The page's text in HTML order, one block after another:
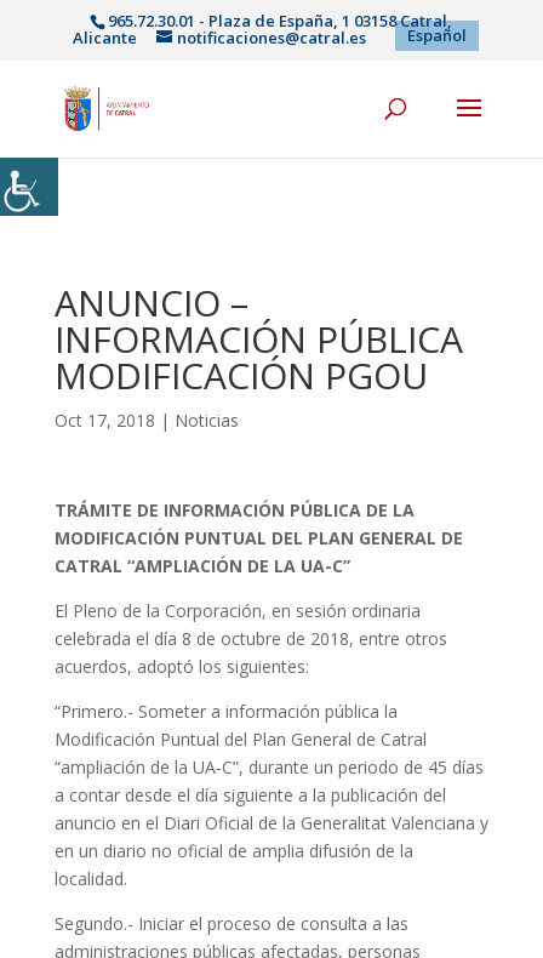
965.72.30.01 - Plaza de España, 1 03158 Catral,
Alicante notificaciones@catral.es Español
ANUNCIO –
INFORMACIÓN PÚBLICA
MODIFICACIÓN PGOU
Oct 17, 2018 | Noticias
TRÁMITE DE INFORMACIÓN PÚBLICA DE LA
MODIFICACIÓN PUNTUAL DEL PLAN GENERAL DE
CATRAL “AMPLIACIÓN DE LA UA-C”
El Pleno de la Corporación, en sesión ordinaria
celebrada el día 8 de octubre de 2018, entre otros
acuerdos, adoptó los siguientes:
“Primero.- Someter a información pública la
Modificación Puntual del Plan General de Catral
“ampliación de la UA-C”, durante un periodo de 45 días
a contar desde el día siguiente a la publicación del
anuncio en el Diari Oficial de la Generalitat Valenciana y
en un diario no oficial de amplia difusión de la
localidad.
Segundo.- Iniciar el proceso de consulta a las
administraciones públicas afectadas, personas